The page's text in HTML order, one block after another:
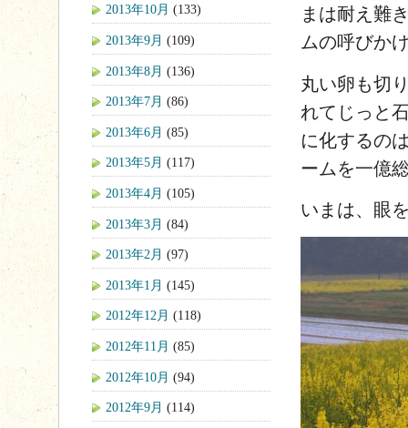
まは耐え難
ムの呼びか
丸い卵も切
れてじっと
に化するの
ームを一億
いまは、眼
2013年10月 (133)
2013年9月 (109)
2013年8月 (136)
2013年7月 (86)
2013年6月 (85)
2013年5月 (117)
2013年4月 (105)
2013年3月 (84)
2013年2月 (97)
2013年1月 (145)
2012年12月 (118)
2012年11月 (85)
2012年10月 (94)
2012年9月 (114)